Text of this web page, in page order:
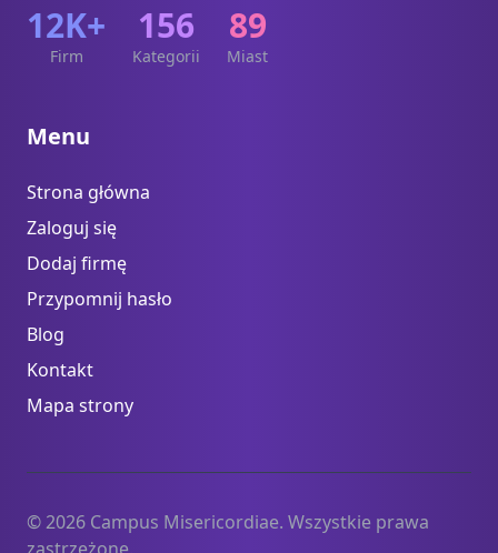
12K+
Firm
156
Kategorii
89
Miast
Menu
Strona główna
Zaloguj się
Dodaj firmę
Przypomnij hasło
Blog
Kontakt
Mapa strony
© 2026 Campus Misericordiae. Wszystkie prawa